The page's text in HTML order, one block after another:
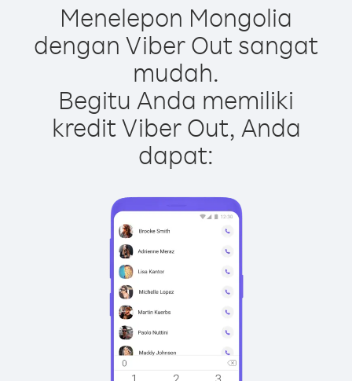
Menelepon Mongolia
dengan Viber Out sangat
mudah.
Begitu Anda memiliki
kredit Viber Out, Anda
dapat: